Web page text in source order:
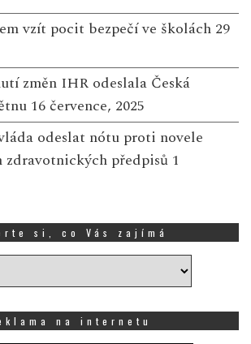
vzít pocit bezpečí ve školách 29
změn IHR odeslala Česká
16 července, 2025
odeslat nótu proti novele
zdravotnických předpisů 1
si, co Vás zajímá
na internetu